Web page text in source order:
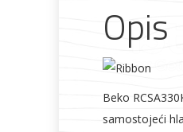
Opis
Beko
samostojeći